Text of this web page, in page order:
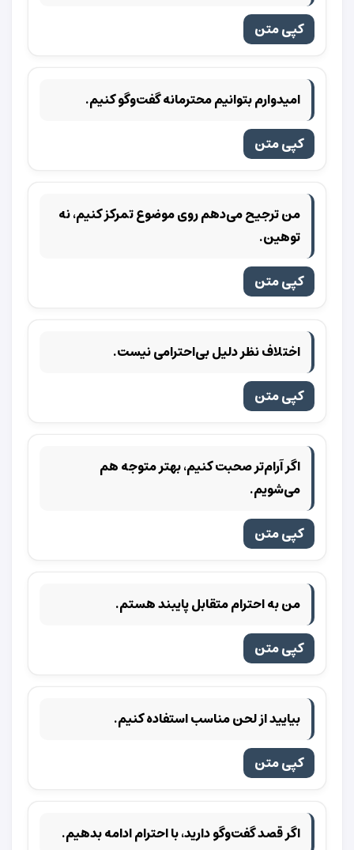
کپی متن
امیدوارم بتوانیم محترمانه گفت‌وگو کنیم.
کپی متن
من ترجیح می‌دهم روی موضوع تمرکز کنیم، نه
توهین.
کپی متن
اختلاف نظر دلیل بی‌احترامی نیست.
کپی متن
اگر آرام‌تر صحبت کنیم، بهتر متوجه هم
می‌شویم.
کپی متن
من به احترام متقابل پایبند هستم.
کپی متن
بیایید از لحن مناسب استفاده کنیم.
کپی متن
اگر قصد گفت‌وگو دارید، با احترام ادامه بدهیم.